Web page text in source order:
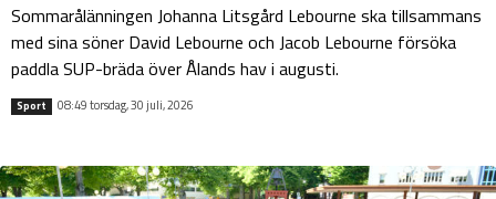
Sommarålänningen Johanna Litsgård Lebourne ska tillsammans
med sina söner David Lebourne och Jacob Lebourne försöka
paddla SUP-bräda över Ålands hav i augusti.
Sport 08:49 torsdag, 30 juli, 2026